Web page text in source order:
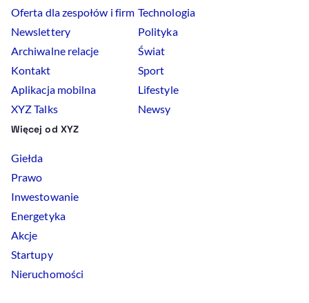
Oferta dla zespołów i firm
Newslettery
Archiwalne relacje
Kontakt
Aplikacja mobilna
XYZ Talks
Technologia
Polityka
Świat
Sport
Lifestyle
Newsy
Więcej od XYZ
Giełda
Prawo
Inwestowanie
Energetyka
Akcje
Startupy
Nieruchomości